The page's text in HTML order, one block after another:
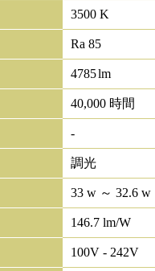
3500 K
Ra 85
4785lm
40,000 時間
-
調光
33 w ～ 32.6 w
146.7 lm/W
100V - 242V